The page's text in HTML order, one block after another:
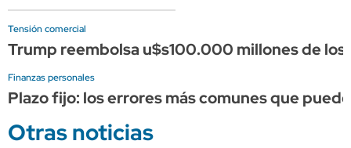
Tensión comercial
Trump reembolsa u$s100.000 millones de los
Finanzas personales
Plazo fijo: los errores más comunes que
Otras noticias